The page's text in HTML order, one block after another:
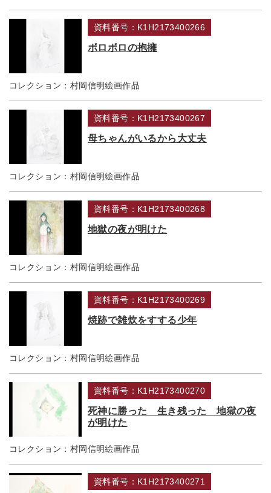
資料番号：K1H2173400266
ボロボロの抱擁
コレクション： 村岡信明絵画作品
資料番号：K1H2173400267
母ちゃんがいるから大丈夫
コレクション： 村岡信明絵画作品
資料番号：K1H2173400268
地獄の夜が明けた
コレクション： 村岡信明絵画作品
資料番号：K1H2173400269
焼跡で雑炊をすする少年
コレクション： 村岡信明絵画作品
資料番号：K1H2173400270
死神に勝った 生き残った 地獄の夜
が明けた
コレクション： 村岡信明絵画作品
資料番号：K1H2173400271